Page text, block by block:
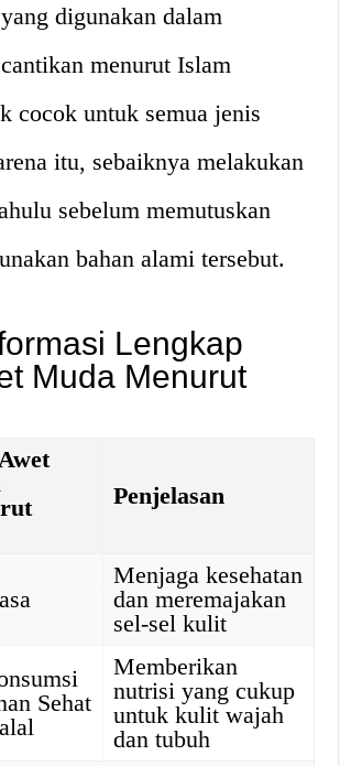
digunakan dalam
menurut Islam
cocok untuk semua jenis
itu, sebaiknya melakukan
sebelum memutuskan
bahan alami tersebut.
Lengkap
Muda Menurut
Penjelasan
Menjaga kesehatan
dan meremajakan
sel-sel kulit
Sehat
Memberikan
nutrisi yang cukup
untuk kulit wajah
dan tubuh